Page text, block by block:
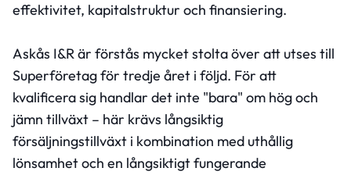
effektivitet, kapitalstruktur och finansiering.
Askås I&R är förstås mycket stolta över att utses till
Superföretag för tredje året i följd. För att
kvalificera sig handlar det inte "bara" om hög och
jämn tillväxt – här krävs långsiktig
försäljningstillväxt i kombination med uthållig
lönsamhet och en långsiktigt fungerande